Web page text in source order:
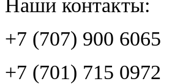
Наши контакты:
+7 (707) 900 6065
+7 (701) 715 0972